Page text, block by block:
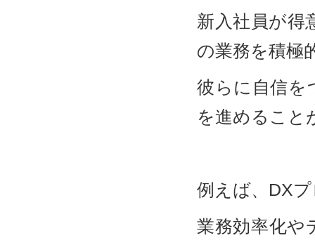
新入社員が得
の業務を積極
彼らに自信を
を進めること
例えば、DX
業務効率化や